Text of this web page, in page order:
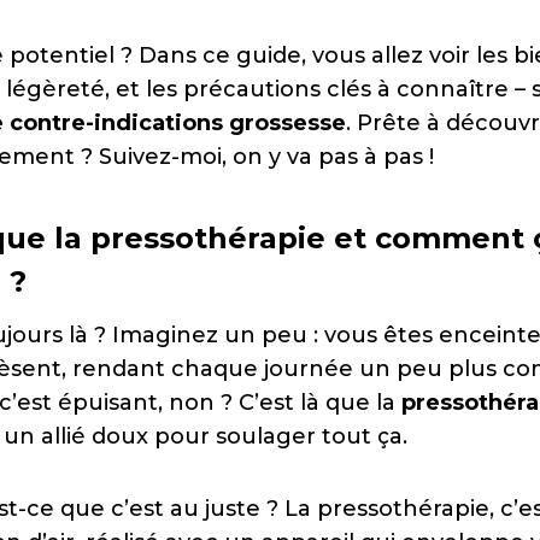
potentiel ? Dans ce guide, vous allez voir les
et les précautions clés à connaître –
contre-indications grossesse. Prête à
? Suivez-moi, on y va pas à pas !
la pressothérapie et comment
là ? Imaginez un peu : vous êtes
rendant chaque journée un peu plus
épuisant, non ? C’est là que la
allié doux pour soulager tout ça.
ce que c’est au juste ? La pressothérapie,